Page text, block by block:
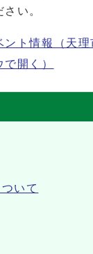
い。
ト情報（天理
で開く）
いて